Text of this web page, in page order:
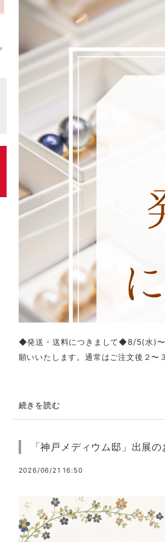
◆発送・送料につきまして◆8/5(水)〜
願いいたします。通常はご注文後２〜
続きを読む
「神戸メディウム邸」出展
2026/06/21 16:50